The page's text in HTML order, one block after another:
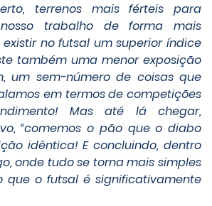
terrenos mais férteis para
trabalho de forma mais
no futsal um superior índice
também uma menor exposição
um sem-número de coisas que
em termos de competições
Mas até lá chegar,
“comemos o pão que o diabo
idêntica! E concluindo, dentro
onde tudo se torna mais simples
que o futsal é significativamente